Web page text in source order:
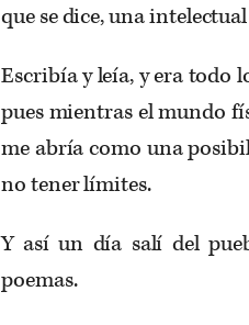
que se dice, una
Escribía y leía, y era todo
pues mientras el mundo
me abría como una
no tener límites.
Y así un día salí del
poemas.